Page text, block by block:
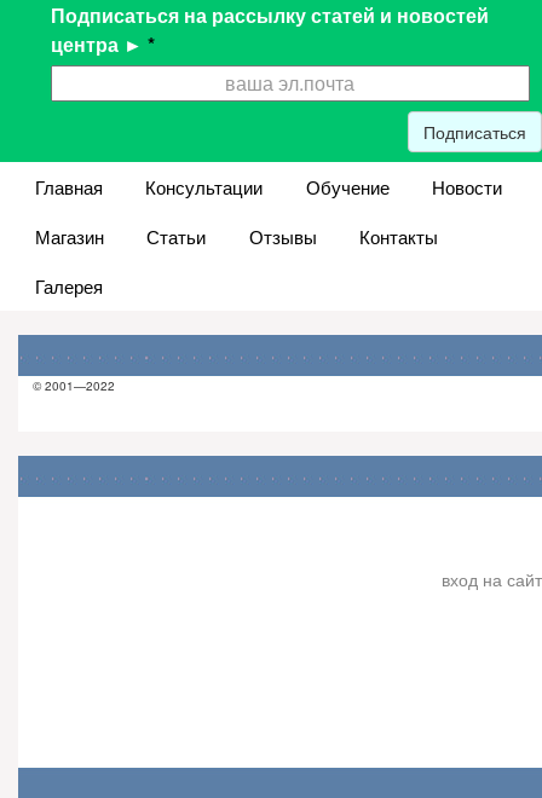
Подписаться на рассылку статей и новостей
центра ► *
Подписаться
Главная Консультации Обучение
Новости
Магазин
Статьи Отзывы
Контакты
Галерея
© 2001—2022
вход на сайт